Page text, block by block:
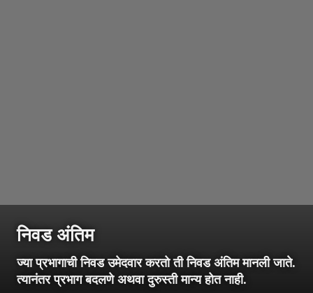
निवड अंतिम
ज्या प्रभागाची निवड उमेदवार करतो ती निवड अंतिम मानली जाते.
त्यानंतर प्रभाग बदलणे अथवा दुरुस्ती मान्य होत नाही.